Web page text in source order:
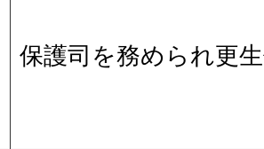
保護司を務められ更